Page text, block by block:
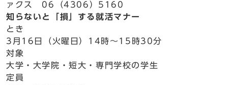
ァクス 06（4306）5160
知らないと「損」する就活マナー
とき
3月16日（火曜日）14時～15時30分
対象
大学・大学院・短大・専門学校の学生
定員